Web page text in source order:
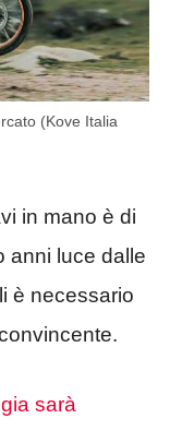
(Kove Italia
in mano è di
anni luce dalle
è necessario
sarà